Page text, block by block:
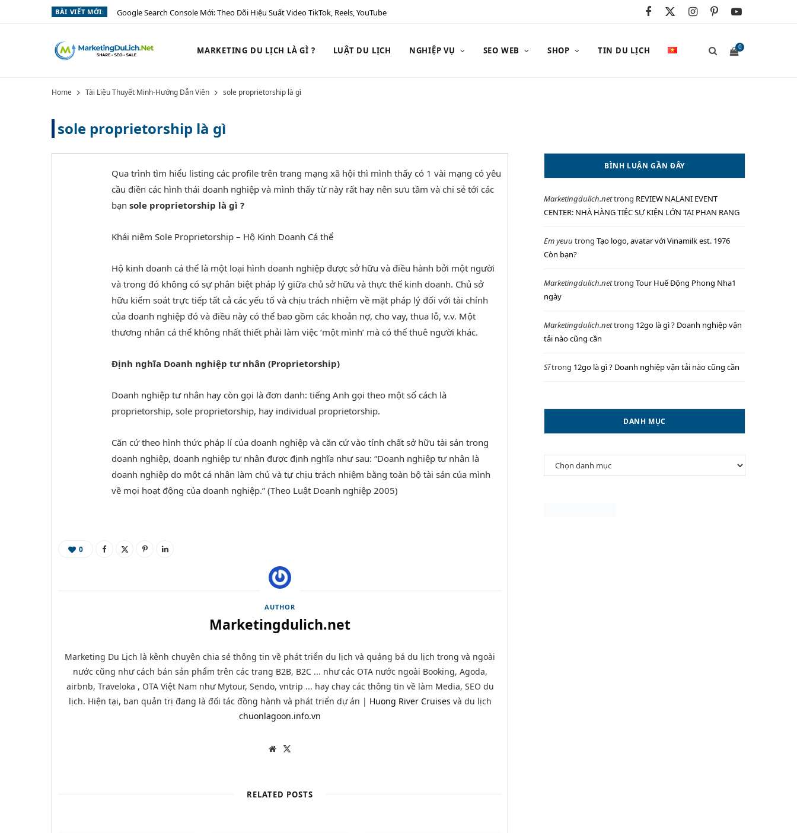
BÀI VIẾT MỚI: Google Search Console Mới: Theo Dõi Hiệu Suất Video TikTok, Reels, YouTube
o
k
t
e
r
I
r
a
m
P
e
s
Y
e
MARKETING DU LỊCH LÀ GÌ ? LUẬT DU LỊCH NGHIỆP VỤ SEO WEB SHOP TIN DU LỊCH 0
H
O
I
G
Home Tài Liệu Thuyết Minh-Hướng Dẫn Viên sole proprietorship là gì
sole proprietorship là gì
Qua trình tìm hiểu listing các profile trên trang mạng xã hội thì mình thấy có 1 vài mạng có yêu
cầu điền các hình thái doanh nghiệp và mình thấy từ này rất hay nên sưu tầm và chi sẻ tới các
bạn sole proprietorship là gì ?
Khái niệm Sole Proprietorship – Hộ Kinh Doanh Cá thể
Hộ kinh doanh cá thể là một loại hình doanh nghiệp được sở hữu và điều hành bởi một người
và trong đó không có sự phân biệt pháp lý giữa chủ sở hữu và thực thể kinh doanh. Chủ sở
hữu kiểm soát trực tiếp tất cả các yếu tố và chịu trách nhiệm về mặt pháp lý đối với tài chính
của doanh nghiệp đó và điều này có thể bao gồm các khoản nợ, cho vay, thua lỗ, v.v. Một
thương nhân cá thể không nhất thiết phải làm việc ‘một mình’ mà có thể thuê người khác.
Định nghĩa Doanh nghiệp tư nhân (Proprietorship)
Doanh nghiệp tư nhân hay còn gọi là đơn danh: tiếng Anh gọi theo một số cách là
proprietorship, sole proprietorship, hay individual proprietorship.
Căn cứ theo hình thức pháp lí của doanh nghiệp và căn cứ vào tính chất sở hữu tài sản trong
doanh nghiệp, doanh nghiệp tư nhân được định nghĩa như sau: “Doanh nghiệp tư nhân là
doanh nghiệp do một cá nhân làm chủ và tự chịu trách nhiệm bằng toàn bộ tài sản của mình
về mọi hoạt động của doanh nghiệp.” (Theo Luật Doanh nghiệp 2005)
0
AUTHOR
Marketingdulich.net
Marketing Du Lịch là kênh chuyên chia sẻ thông tin về phát triển du lịch và quảng bá du lịch trong và ngoài
nước cũng như cách bán sản phẩm trên các trang B2B, B2C ... như các OTA nước ngoài Booking, Agoda,
airbnb, Traveloka , OTA Việt Nam như Mytour, Sendo, vntrip ... hay chay các thông tin về làm Media, SEO du
lịch. Hiện tại, ban quản trị đang là đối tác đồng hành và phát triển dự án | Huong River Cruises và du lịch
chuonlagoon.info.vn
W
t
e
e
r
RELATED POSTS
BÌNH LUẬN GẦN ĐÂY
Marketingdulich.nettrong REVIEW NALANI EVENT
CENTER: NHÀ HÀNG TIỆC SỰ KIỆN LỚN TẠI PHAN RANG
Em yeuu trong Tạo logo, avatar với Vinamilk est. 1976
Còn bạn?
Marketingdulich.nettrong Tour Huế Động Phong Nha1
ngày
Marketingdulich.nettrong 12go là gì ? Doanh nghiệp vận
tải nào cũng cần
Sĩtrong 12go là gì ? Doanh nghiệp vận tải nào cũng cần
DANH MỤC
Danh
mục